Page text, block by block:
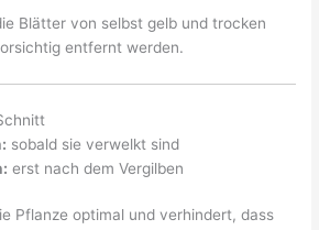
Blätter von selbst gelb und trocken
entfernt werden.
sobald sie verwelkt sind
erst nach dem Vergilben
Pflanze optimal und verhindert, dass